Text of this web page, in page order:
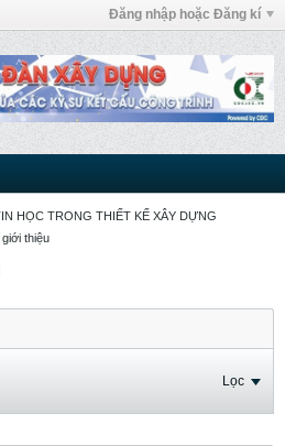
Đăng nhập hoặc Đăng kí
HỌC TRONG THIẾT KẾ XÂY DỰNG
thiệu
Lọc